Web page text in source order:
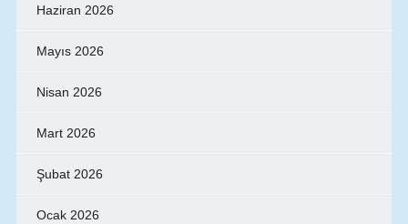
Haziran 2026
Mayıs 2026
Nisan 2026
Mart 2026
Şubat 2026
Ocak 2026